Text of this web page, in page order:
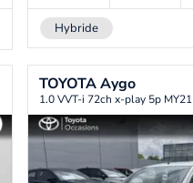
Hybride
TOYOTAAygo
1.0 VVT-i 72ch x-play 5p MY21